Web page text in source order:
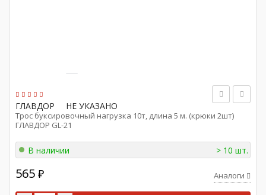
ГЛАВДОР НЕ УКАЗАНО
Трос буксировочный нагрузка 10т, длина 5 м. (крюки 2шт)
ГЛАВДОР GL-21
В наличии > 10 шт.
565 ₽ Аналоги